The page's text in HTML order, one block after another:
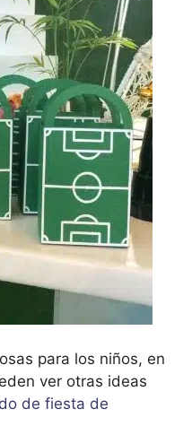
para los niños, en
ver otras ideas
de fiesta de